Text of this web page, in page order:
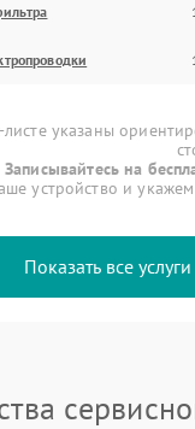
указаны
Записывайтесь на
устройство и укажем
Показать все услуги